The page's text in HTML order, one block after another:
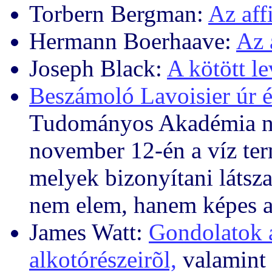
Torbern Bergman: Az
Hermann Boerhaave: Az
Joseph Black: A kötött
Beszámoló Lavoisier úr
Tudományos Akadémia
november 12-én a víz
melyek bizonyítani
nem elem, hanem képes
James Watt: Gondolatok
alkotórészeirõl, valamint